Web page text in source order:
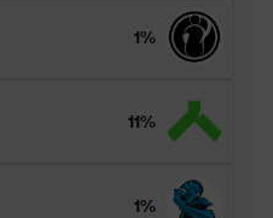
1%
11%
1%